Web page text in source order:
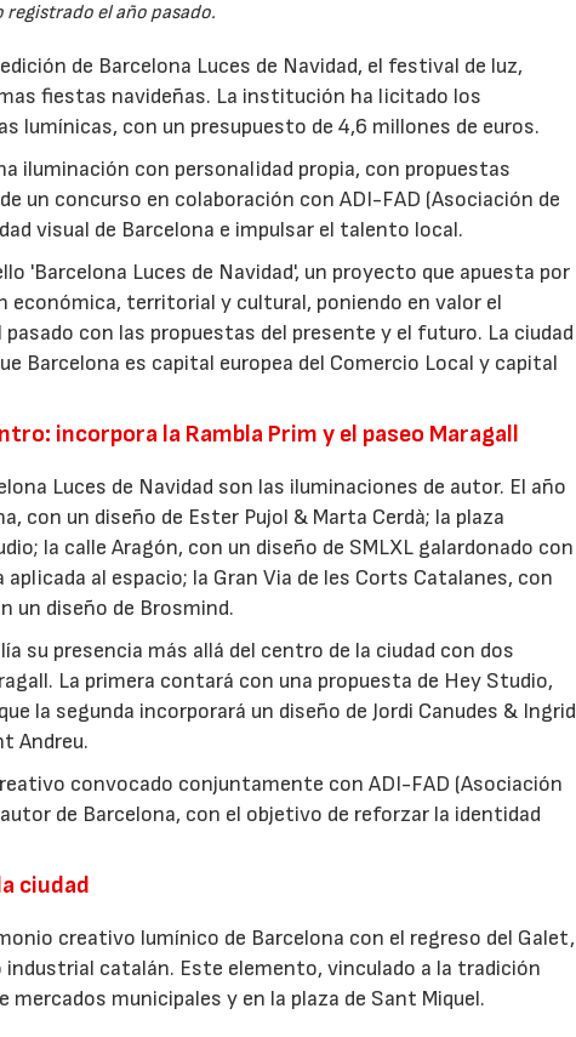
el año pasado.
de Barcelona Luces de Navidad, el festival de luz,
fiestas navideñas. La institución ha licitado los
lumínicas, con un presupuesto de 4,6 millones de euros.
iluminación con personalidad propia, con propuestas
un concurso en colaboración con ADI-FAD (Asociación de
visual de Barcelona e impulsar el talento local.
'Barcelona Luces de Navidad', un proyecto que apuesta por
económica, territorial y cultural, poniendo en valor el
con las propuestas del presente y el futuro. La ciudad
Barcelona es capital europea del Comercio Local y capital
incorpora la Rambla Prim y el paseo Maragall
Luces de Navidad son las iluminaciones de autor. El año
con un diseño de Ester Pujol & Marta Cerdà; la plaza
la calle Aragón, con un diseño de SMLXL galardonado con
al espacio; la Gran Via de les Corts Catalanes, con
un diseño de Brosmind.
su presencia más allá del centro de la ciudad con dos
La primera contará con una propuesta de Hey Studio,
la segunda incorporará un diseño de Jordi Canudes & Ingrid
Andreu.
convocado conjuntamente con ADI-FAD (Asociación
de Barcelona, con el objetivo de reforzar la identidad
ciudad
creativo lumínico de Barcelona con el regreso del Galet,
industrial catalán. Este elemento, vinculado a la tradición
municipales y en la plaza de Sant Miquel.